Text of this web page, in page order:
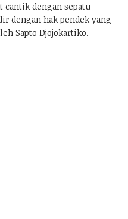
cantik dengan sepatu
dengan hak pendek yang
Sapto Djojokartiko.